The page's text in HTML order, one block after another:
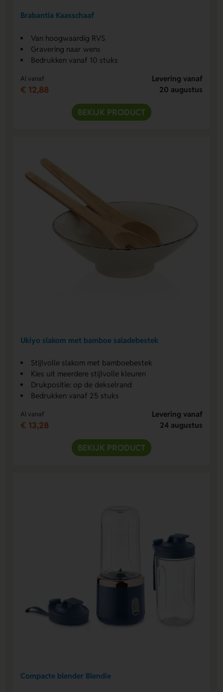
Brabantia Kaasschaaf
Van hoogwaardig RVS
Gravering naar wens
Bedrukken vanaf 10 stuks
Al vanaf
€ 12,88
Levering vanaf
20 augustus
BEKIJK PRODUCT
Ukiyo slakom met bamboe saladebestek
Stijlvolle slakom met bamboebestek
Kies uit meerdere stijlvolle kleuren
Drukpositie: op de dekselrand
Bedrukken vanaf 25 stuks
Al vanaf
€ 13,28
Levering vanaf
24 augustus
BEKIJK PRODUCT
Compacte blender Blendie